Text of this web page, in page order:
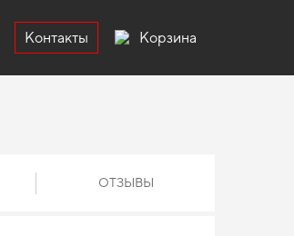
Контакты Корзина
ОТЗЫВЫ